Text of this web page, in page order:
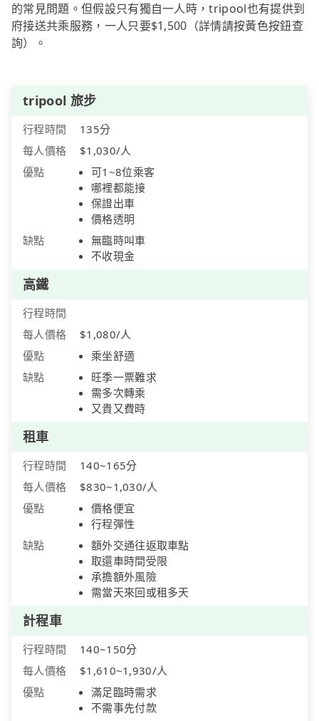
的常見問題。但假設只有獨自一人時，tripool也有提供到
府接送共乘服務，一人只要$1,500（詳情請按黃色按鈕查
詢）。
tripool 旅步
行程時間
135分
每人價格
$1,030/人
優點
可1~8位乘客
哪裡都能接
保證出車
價格透明
缺點
無臨時叫車
不收現金
高鐵
行程時間
每人價格
$1,080/人
優點
乘坐舒適
缺點
旺季一票難求
需多次轉乘
又貴又費時
租車
行程時間
140~165分
每人價格
$830~1,030/人
優點
價格便宜
行程彈性
缺點
額外交通往返取車點
取還車時間受限
承擔額外風險
需當天來回或租多天
計程車
行程時間
140~150分
每人價格
$1,610~1,930/人
優點
滿足臨時需求
不需事先付款